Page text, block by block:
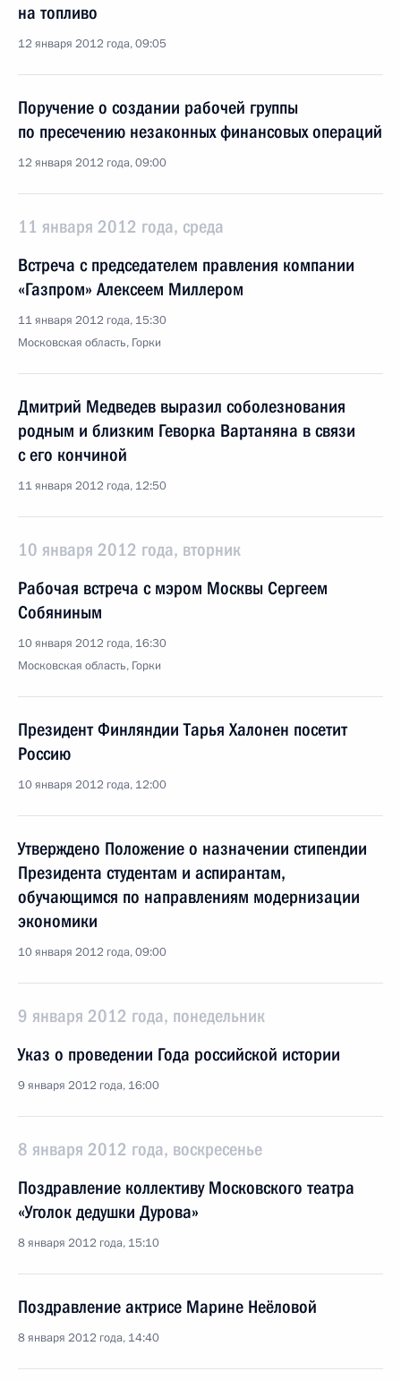
на топливо
12 января 2012 года, 09:05
Поручение о создании рабочей группы
по пресечению незаконных финансовых операций
12 января 2012 года, 09:00
11 января 2012 года, среда
Встреча с председателем правления компании
«Газпром» Алексеем Миллером
11 января 2012 года, 15:30
Московская область, Горки
Дмитрий Медведев выразил соболезнования
родным и близким Геворка Вартаняна в связи
с его кончиной
11 января 2012 года, 12:50
10 января 2012 года, вторник
Рабочая встреча с мэром Москвы Сергеем
Собяниным
10 января 2012 года, 16:30
Московская область, Горки
Президент Финляндии Тарья Халонен посетит
Россию
10 января 2012 года, 12:00
Утверждено Положение о назначении стипендии
Президента студентам и аспирантам,
обучающимся по направлениям модернизации
экономики
10 января 2012 года, 09:00
9 января 2012 года, понедельник
Указ о проведении Года российской истории
9 января 2012 года, 16:00
8 января 2012 года, воскресенье
Поздравление коллективу Московского театра
«Уголок дедушки Дурова»
8 января 2012 года, 15:10
Поздравление актрисе Марине Неёловой
8 января 2012 года, 14:40